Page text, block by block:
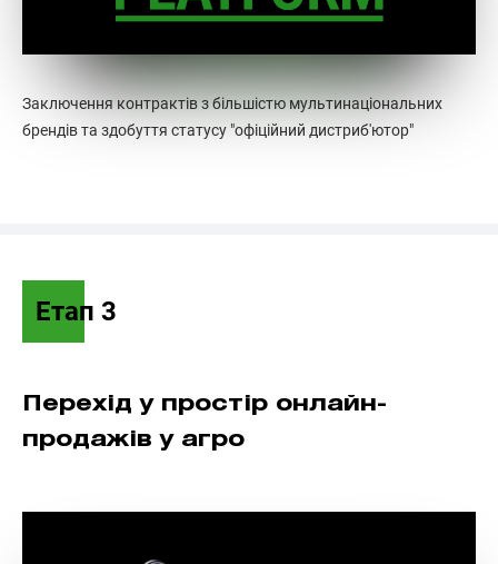
Заключення контрактів з більшістю мультинаціональних
брендів та здобуття статусу "офіційний дистриб'ютор"
Перехід у простір онлайн-
продажів у агро
Етап 3